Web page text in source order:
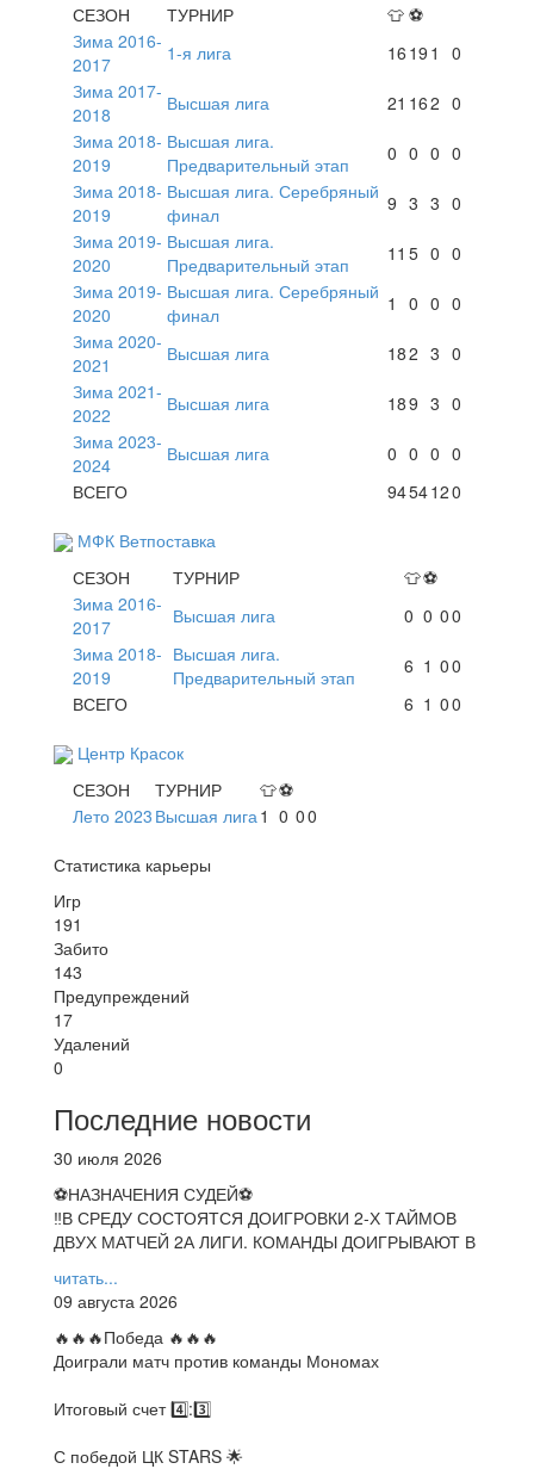
СЕЗОН
ТУРНИР 👕 ⚽
Зима 2016-
2017
1-я лига 16 19 1
0
Зима 2017-
2018
Высшая лига 21 162 0
Зима 2018-
2019
Высшая лига.
Предварительный этап
0 0 0 0
Зима 2018-
2019
Высшая лига. Серебряный
финал
9 3 3 0
Зима 2019-
2020
Высшая лига.
Предварительный этап
11 5 0 0
Зима 2019-
2020
Высшая лига. Серебряный
финал
1 0 0 0
Зима 2020-
2021
Высшая лига 182 3 0
Зима 2021-
2022
Высшая лига 189 3 0
Зима 2023-
2024
Высшая лига 0 0 0 0
ВСЕГО
9454120
МФК Ветпоставка
СЕЗОН
ТУРНИР 👕⚽
Зима 2016-
2017
Высшая лига 0 0 00
Зима 2018-
2019
Высшая лига.
Предварительный этап
6 1 00
ВСЕГО
6 1 00
Центр Красок
СЕЗОН
ТУРНИР 👕⚽
Лето 2023 Высшая лига1 0 00
Статистика карьеры
Игр
191
Забито
143
Предупреждений
17
Удалений
0
Последние новости
30 июля 2026
⚽НАЗНАЧЕНИЯ СУДЕЙ⚽
‼В СРЕДУ СОСТОЯТСЯ ДОИГРОВКИ 2-Х ТАЙМОВ
ДВУХ МАТЧЕЙ 2А ЛИГИ. КОМАНДЫ ДОИГРЫВАЮТ В
читать...
09 августа 2026
🔥🔥🔥Победа 🔥🔥🔥
Доиграли матч против команды Мономах
Итоговый счет 4️⃣:3️⃣
С победой ЦК STARS 🌟